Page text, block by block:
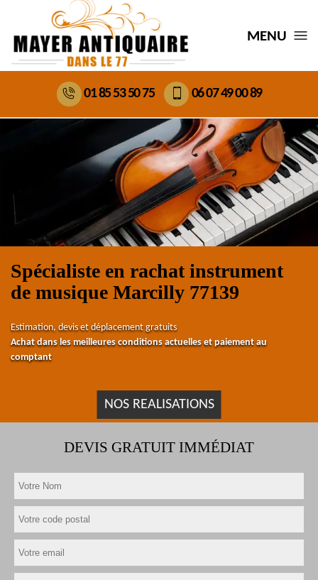
MENU
01 85 53 50 75 06 07 49 00 89
Spécialiste en rachat instrument
de musique Marcilly 77139
Estimation, devis et déplacement gratuits
Achat dans les meilleures conditions actuelles et paiement au
comptant
NOS REALISATIONS
DEVIS GRATUIT IMMÉDIAT